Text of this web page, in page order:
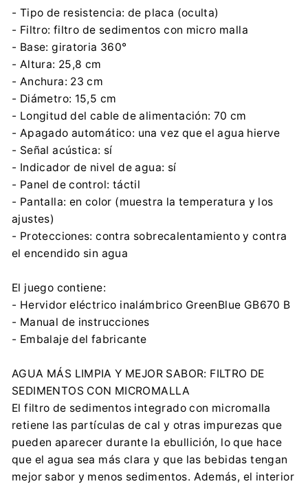
- Tipo de resistencia: de placa (oculta)
- Filtro: filtro de sedimentos con micro malla
- Base: giratoria 360°
- Altura: 25,8 cm
- Anchura: 23 cm
- Diámetro: 15,5 cm
- Longitud del cable de alimentación: 70 cm
- Apagado automático: una vez que el agua hierve
- Señal acústica: sí
- Indicador de nivel de agua: sí
- Panel de control: táctil
- Pantalla: en color (muestra la temperatura y los
ajustes)
- Protecciones: contra sobrecalentamiento y contra
el encendido sin agua
El juego contiene:
- Hervidor eléctrico inalámbrico GreenBlue GB670 B
- Manual de instrucciones
- Embalaje del fabricante
AGUA MÁS LIMPIA Y MEJOR SABOR: FILTRO DE
SEDIMENTOS CON MICROMALLA
El filtro de sedimentos integrado con micromalla
retiene las partículas de cal y otras impurezas que
pueden aparecer durante la ebullición, lo que hace
que el agua sea más clara y que las bebidas tengan
mejor sabor y menos sedimentos. Además, el interior